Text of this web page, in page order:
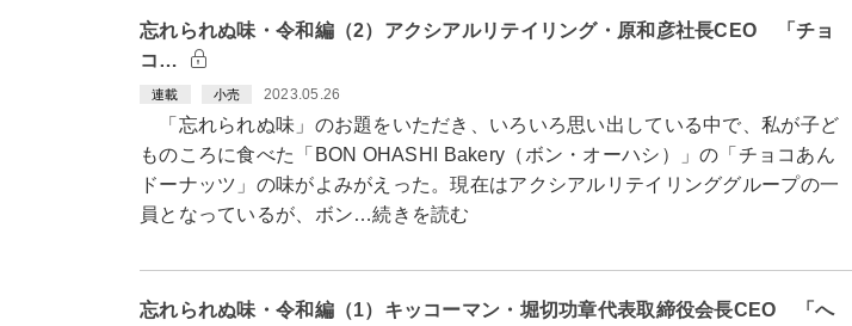
忘れられぬ味・令和編（2）アクシアルリテイリング・原和彦社長CEO 「チョ
コ…
連載 小売 2023.05.26
「忘れられぬ味」のお題をいただき、いろいろ思い出している中で、私が子ど
ものころに食べた「BON OHASHI Bakery（ボン・オーハシ）」の「チョコあん
ドーナッツ」の味がよみがえった。現在はアクシアルリテイリンググループの一
員となっているが、ボン…続きを読む
忘れられぬ味・令和編（1）キッコーマン・堀切功章代表取締役会長CEO 「へ